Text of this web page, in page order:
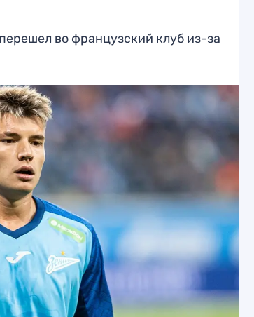
во французский клуб из-за